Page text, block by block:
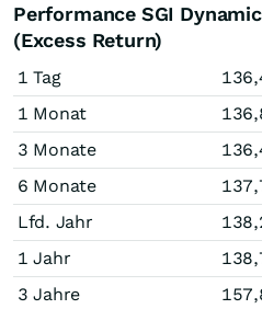
Performance SGI
(Excess Return)
1 Tag
1 Monat
3 Monate
6 Monate
Lfd. Jahr
1 Jahr
3 Jahre